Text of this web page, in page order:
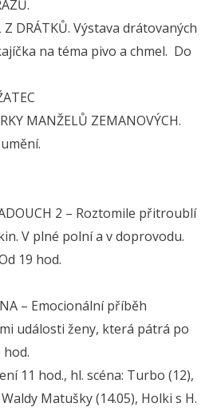
Z DRÁTKŮ. Výstava drátovaných
na téma pivo a chmel. Do
MANŽELŮ ZEMANOVÝCH.
2 – Roztomile přitroublí
V plné polní a v doprovodu.
19 hod.
– Emocionální příběh
události ženy, která pátrá po
hod.
11 hod., hl. scéna: Turbo (12),
Matušky (14.05), Holki s H.